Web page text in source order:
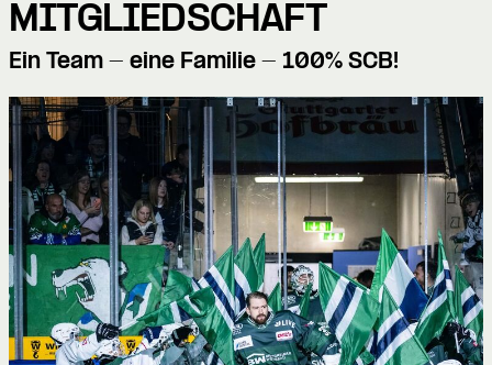
MITGLIEDSCHAFT
Ein Team - eine Familie - 100% SCB!